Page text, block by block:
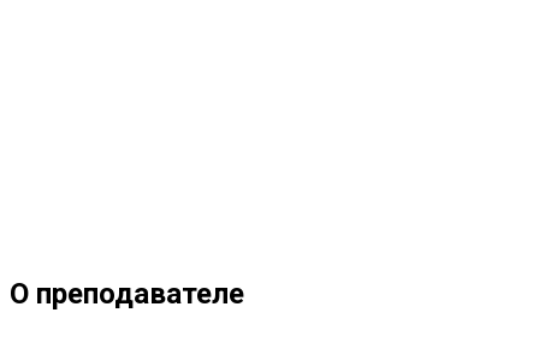
О преподавателе